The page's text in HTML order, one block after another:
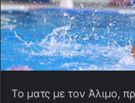
Το ματς με τον Άλιμο,